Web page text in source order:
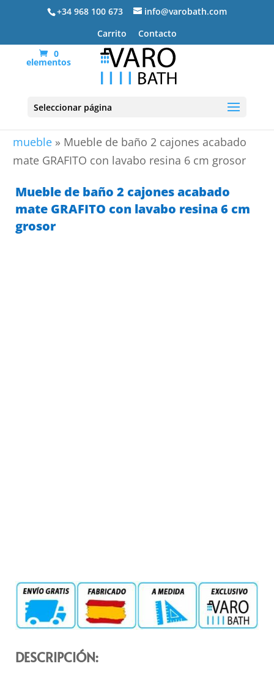
+34 968 100 673
info@varobath.com
Carrito
Contacto
0
elementos
Seleccionar página
mueble » Mueble de baño 2 cajones acabado
mate GRAFITO con lavabo resina 6 cm grosor
Mueble de baño 2 cajones acabado
mate GRAFITO con lavabo resina 6 cm
grosor
DESCRIPCIÓN: